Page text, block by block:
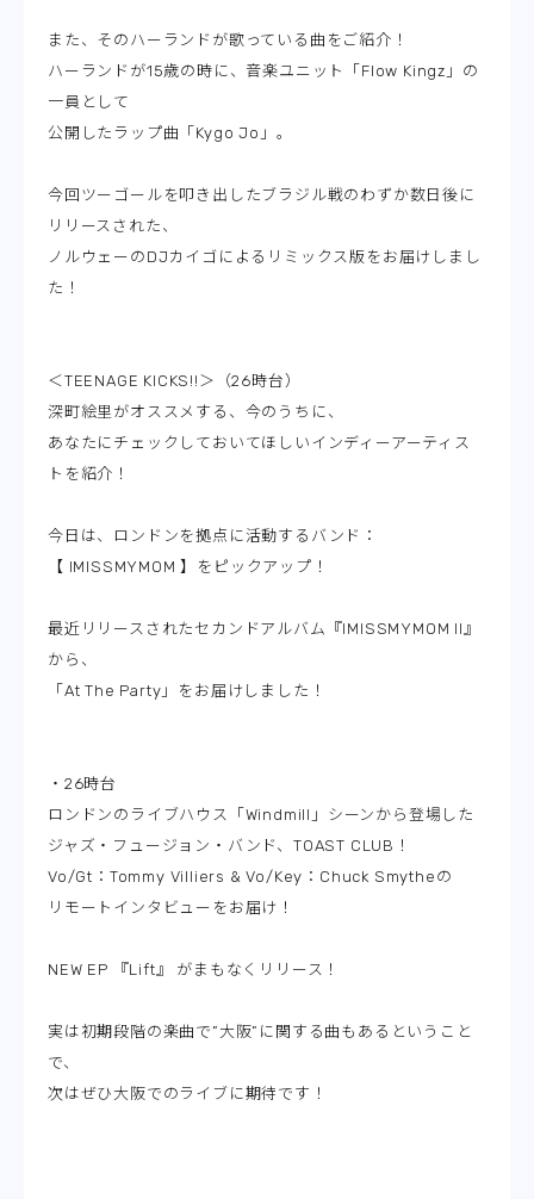
また、そのハーランドが歌っている曲をご紹介！
ハーランドが15歳の時に、音楽ユニット「Flow Kingz」の
一員として
公開したラップ曲「Kygo Jo」。
今回ツーゴールを叩き出したブラジル戦のわずか数日後に
リリースされた、
ノルウェーのDJカイゴによるリミックス版をお届けしまし
た！
＜TEENAGE KICKS!!＞（26時台）
深町絵里がオススメする、今のうちに、
あなたにチェックしておいてほしいインディーアーティス
トを紹介！
今日は、ロンドンを拠点に活動するバンド：
【 IMISSMYMOM 】をピックアップ！
最近リリースされたセカンドアルバム『IMISSMYMOM II』
から、
「At The Party」をお届けしました！
・26時台
ロンドンのライブハウス「Windmill」シーンから登場した
ジャズ・フュージョン・バンド、TOAST CLUB！
Vo/Gt：Tommy Villiers & Vo/Key：Chuck Smytheの
リモートインタビューをお届け！
NEW EP 『Lift』 がまもなくリリース！
実は初期段階の楽曲で”大阪”に関する曲もあるということ
で、
次はぜひ大阪でのライブに期待です！